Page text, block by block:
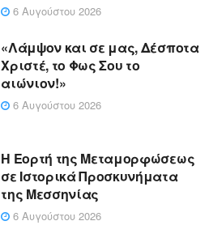
6 Αυγούστου 2026
«Λάμψον και σε μας, Δέσποτα
Χριστέ, το Φως Σου το
αιώνιον!»
6 Αυγούστου 2026
Η Εορτή της Μεταμορφώσεως
σε Ιστορικά Προσκυνήματα
της Μεσσηνίας
6 Αυγούστου 2026